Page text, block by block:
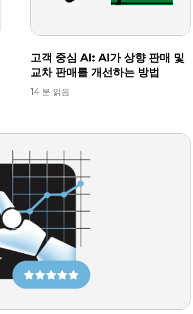
고객 중심 AI: AI가 상향 판매 및
교차 판매를 개선하는 방법
14 분 읽음